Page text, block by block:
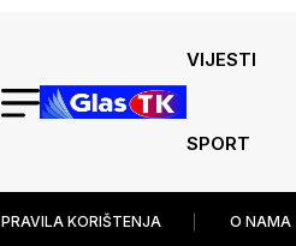
VIJESTI
SPORT
PRAVILA KORIŠTENJA O NAMA